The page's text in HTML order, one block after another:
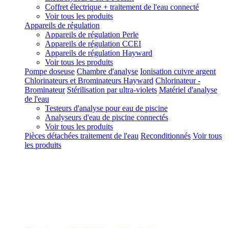
Coffret électrique + traitement de l'eau connecté
Voir tous les produits
Appareils de régulation
Appareils de régulation Perle
Appareils de régulation CCEI
Appareils de régulation Hayward
Voir tous les produits
Pompe doseuse Chambre d'analyse Ionisation cuivre argent
Chlorinateurs et Brominateurs Hayward Chlorinateur -
Brominateur Stérilisation par ultra-violets Matériel d'analyse
de l'eau
Testeurs d'analyse pour eau de piscine
Analyseurs d'eau de piscine connectés
Voir tous les produits
Pièces détachées traitement de l'eau Reconditionnés Voir tous
les produits